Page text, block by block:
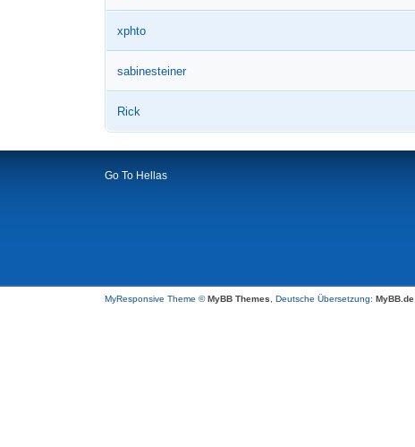
xphto
sabinesteiner
Rick
Go To Hellas
MyResponsive Theme ©MyBB Themes , Deutsche Übersetzung: MyBB.de